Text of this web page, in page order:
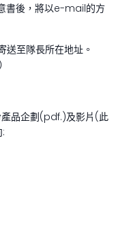
書後，將以e-mail的方
至隊長所在地址。
品企劃(pdf.)及影片(此